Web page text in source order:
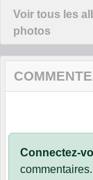
Voir tous les
photos
Connectez-
commentaires.